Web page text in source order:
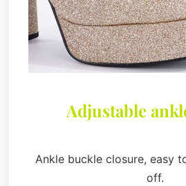
Adjustable
Ankle buckle closure, easy
off.